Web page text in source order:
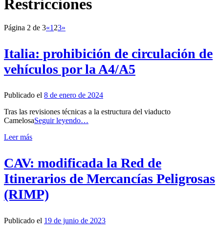
Restricciones
Página 2 de 3«1 23»
Italia: prohibición de circulación de
vehículos por la A4/A5
Publicado el 8 de enero de 2024
Tras las revisiones técnicas a la estructura del viaducto
CamelosaSeguir leyendo…
Leer más
CAV: modificada la Red de
Itinerarios de Mercancías Peligrosas
(RIMP)
Publicado el 19 de junio de 2023